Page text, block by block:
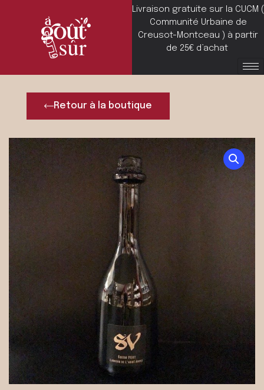
Livraison gratuite sur la CUCM (
Communité Urbaine de
Creusot-Montceau ) à partir
de 25€ d’achat
Retour à la boutique